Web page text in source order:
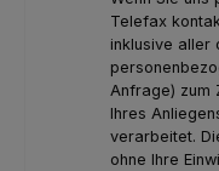
Telefax
inklusive aller
Anfrage) zum
Ihres
verarbeitet.
ohne Ihre